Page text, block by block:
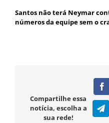
Santos não terá Neymar
números da equipe sem o
Compartilhe essa
notícia, escolha a
sua rede!